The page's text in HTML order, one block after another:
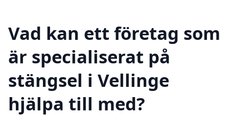
Vad kan ett företag som
är specialiserat på
stängsel i Vellinge
hjälpa till med?